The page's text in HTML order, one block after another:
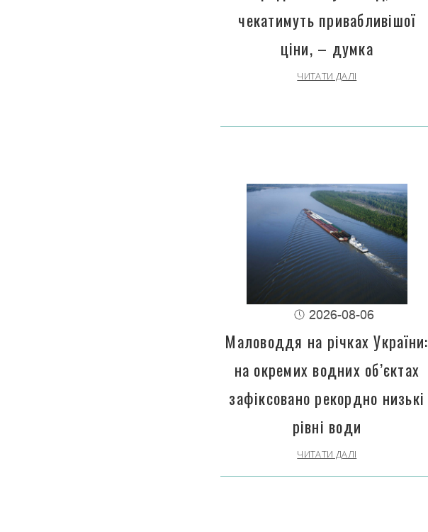
чекатимуть привабливішої
ціни, – думка
ЧИТАТИ ДАЛІ
2026-08-06
Маловоддя на річках України:
на окремих водних об’єктах
зафіксовано рекордно низькі
рівні води
ЧИТАТИ ДАЛІ